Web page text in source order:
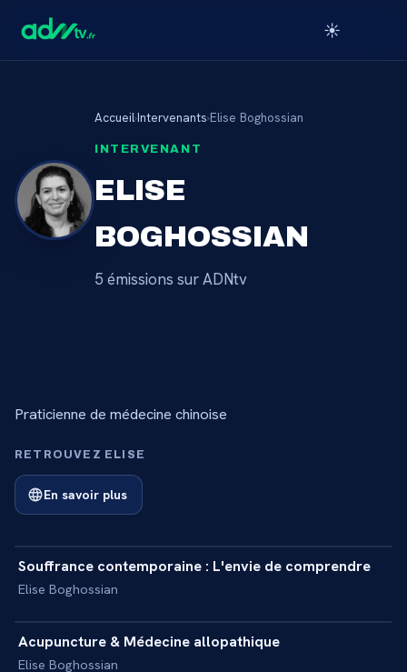
☀️
Accueil›Intervenants›Elise Boghossian
INTERVENANT
ELISE
BOGHOSSIAN
5 émissions sur ADNtv
Praticienne de médecine chinoise
RETROUVEZ ELISE
En savoir plus
INTERVIEW +
Souffrance contemporaine : L'envie de comprendre
Elise Boghossian
INTERVIEW
Acupuncture & Médecine allopathique
Elise Boghossian